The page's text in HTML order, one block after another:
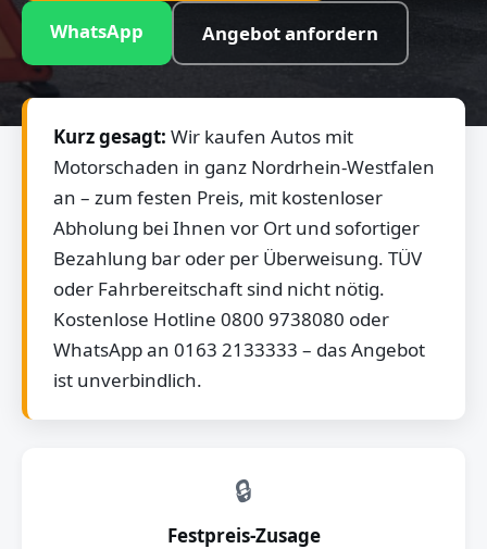
WhatsApp Angebot anfordern
Kurz gesagt: Wir kaufen Autos mit
Motorschaden in ganz Nordrhein-Westfalen
an – zum festen Preis, mit kostenloser
Abholung bei Ihnen vor Ort und sofortiger
Bezahlung bar oder per Überweisung. TÜV
oder Fahrbereitschaft sind nicht nötig.
Kostenlose Hotline 0800 9738080 oder
WhatsApp an 0163 2133333 – das Angebot
ist unverbindlich.
🔒
Festpreis-Zusage